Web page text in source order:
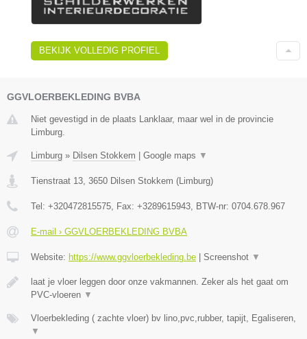
BEKIJK VOLLEDIG PROFIEL
GGVLOERBEKLEDING BVBA
Niet gevestigd in de plaats Lanklaar, maar wel in de provincie
Limburg.
Limburg » Dilsen Stokkem Google maps ▼
Tienstraat 13, 3650 Dilsen Stokkem (Limburg)
Tel: +320472815575, Fax: +3289615943, BTW-nr: 0704.678.967
E-mail › GGVLOERBEKLEDING BVBA
Website: https://www.ggvloerbekleding.be Screenshot ▼
laat je vloer leggen door onze vakmannen. Zeker als het gaat om
PVC-vloeren ▼
Vloerbekleding ( zachte vloer) bv lino,pvc,rubber, tapijt, Egaliseren,
▼